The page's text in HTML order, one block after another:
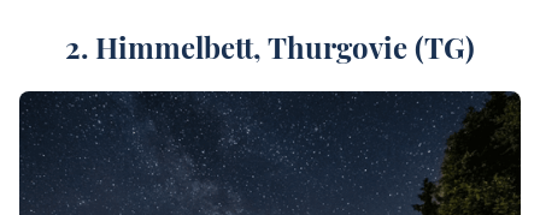
2. Himmelbett, Thurgovie (TG)